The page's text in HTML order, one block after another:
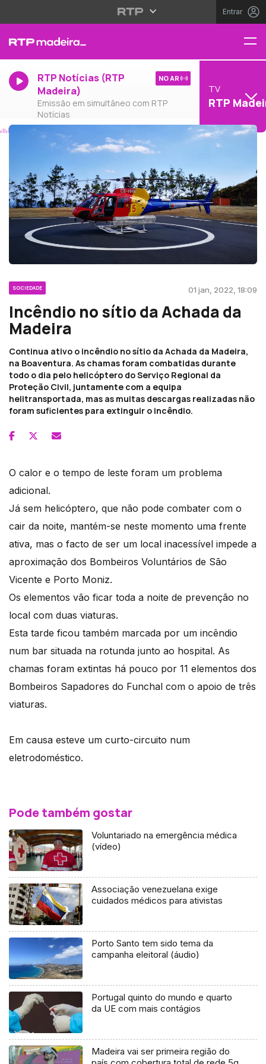
Entrar
RTP Notícias (RTP
Madeira)
Emissão em simultâneo com RTP
Notícias
NO AR
TV
RTP
SOCIEDADE 01 jan, 2022, 18:09
Incêndio no sítio da Achada da
Madeira
Continua ativo o incêndio no sítio da Achada da Madeira,
na Boaventura. As chamas foram combatidas durante
todo o dia pelo helicóptero do Serviço Regional da
Proteção Civil, juntamente com a equipa
helitransportada, mas as muitas descargas realizadas não
foram suficientes para extinguir o incêndio.
O calor e o tempo de leste foram um problema
adicional.
Já sem helicóptero, que não pode combater com o
cair da noite, mantém-se neste momento uma frente
ativa, mas o facto de ser um local inacessível impede a
aproximação dos Bombeiros Voluntários de São
Vicente e Porto Moniz.
Os elementos vão ficar toda a noite de prevenção no
local com duas viaturas.
Esta tarde ficou também marcada por um incêndio
num bar situada na rotunda junto ao hospital. As
chamas foram extintas há pouco por 11 elementos dos
Bombeiros Sapadores do Funchal com o apoio de três
viaturas.
Em causa esteve um curto-circuito num
eletrodoméstico.
Pode também gostar
Voluntariado na emergência médica
(vídeo)
Associação venezuelana exige
cuidados médicos para ativistas
Porto Santo tem sido tema da
campanha eleitoral (áudio)
Portugal quinto do mundo e quarto
da UE com mais contágios
Madeira vai ser primeira região do